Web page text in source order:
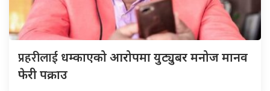
प्रहरीलाई धम्काएको आरोपमा युट्युबर मनोज मानव
फेरी पक्राउ